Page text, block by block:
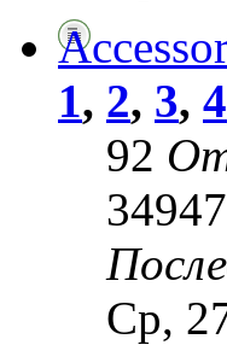
1, 2, 3, 4
92
34947
Ср,